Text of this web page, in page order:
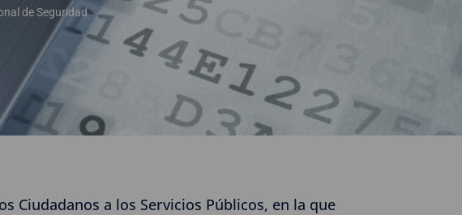
de Seguridad
Ciudadanos a los Servicios Públicos, en la que